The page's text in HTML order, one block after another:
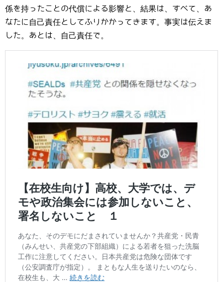
係を持ったことの代償による影響と、結果は、すべて、あ
なたに自己責任としてふりかかってきます。事実は伝えま
した。あとは、自己責任で。